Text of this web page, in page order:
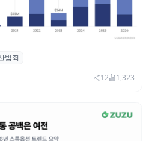
산 보유자 대상 폭력
취액 3000만 달러 돌파
범죄
12 1,323